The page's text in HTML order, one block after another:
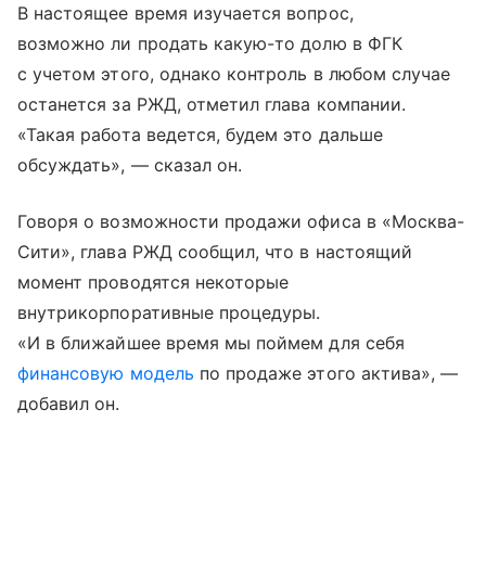
В настоящее время изучается вопрос,
возможно ли продать какую-то долю в ФГК
с учетом этого, однако контроль в любом случае
останется за РЖД, отметил глава компании.
«Такая работа ведется, будем это дальше
обсуждать», — сказал он.
Говоря о возможности продажи офиса в «Москва-
Сити», глава РЖД сообщил, что в настоящий
момент проводятся некоторые
внутрикорпоративные процедуры.
«И в ближайшее время мы поймем для себя
финансовую модель по продаже этого актива», —
добавил он.